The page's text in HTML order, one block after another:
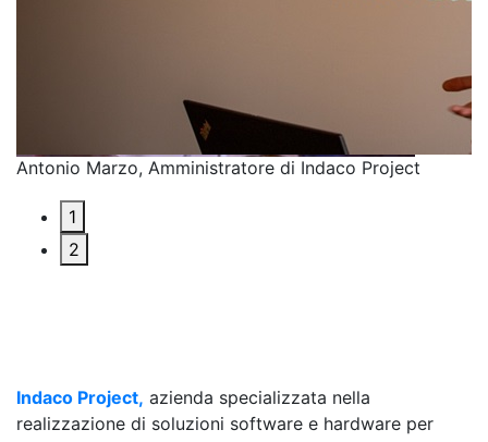
Antonio Marzo, Amministratore di Indaco Project
1
2
Indaco Project, azienda specializzata nella
realizzazione di soluzioni software e hardware per